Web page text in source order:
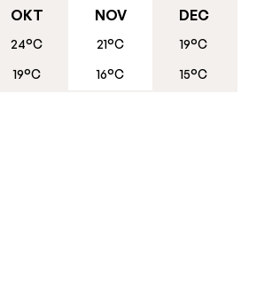
OKT
24°C
19°C
NOV
21°C
16°C
DEC
19°C
15°C